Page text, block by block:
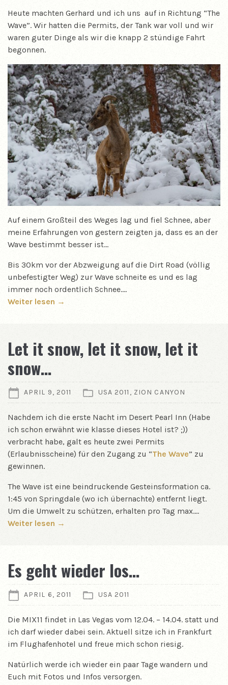
Heute machten Gerhard und ich uns auf in Richtung “The
Wave”. Wir hatten die Permits, der Tank war voll und wir
waren guter Dinge als wir die knapp 2 stündige Fahrt
begonnen.
Auf einem Großteil des Weges lag und fiel Schnee, aber
meine Erfahrungen von gestern zeigten ja, dass es an der
Wave bestimmt besser ist…
Bis 30km vor der Abzweigung auf die Dirt Road (völlig
unbefestigter Weg) zur Wave schneite es und es lag
immer noch ordentlich Schnee.…
Weiter lesen →
Let it snow, let it snow, let it
snow…
APRIL 9, 2011 USA 2011 , ZION CANYON
Nachdem ich die erste Nacht im Desert Pearl Inn (Habe
ich schon erwähnt wie klasse dieses Hotel ist? ;))
verbracht habe, galt es heute zwei Permits
(Erlaubnisscheine) für den Zugang zu “The Wave” zu
gewinnen.
The Wave ist eine beindruckende Gesteinsformation ca.
1:45 von Springdale (wo ich übernachte) entfernt liegt.
Um die Umwelt zu schützen, erhalten pro Tag max.…
Weiter lesen →
Es geht wieder los…
APRIL 6, 2011 USA 2011
Die MIX11 findet in Las Vegas vom 12.04. – 14.04. statt und
ich darf wieder dabei sein. Aktuell sitze ich in Frankfurt
im Flughafenhotel und freue mich schon riesig.
Natürlich werde ich wieder ein paar Tage wandern und
Euch mit Fotos und Infos versorgen.